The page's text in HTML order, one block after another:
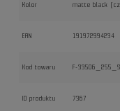
Kolor matte black
EAN 191972994234
Kod towaru F-33506_255_S
ID produktu 7367